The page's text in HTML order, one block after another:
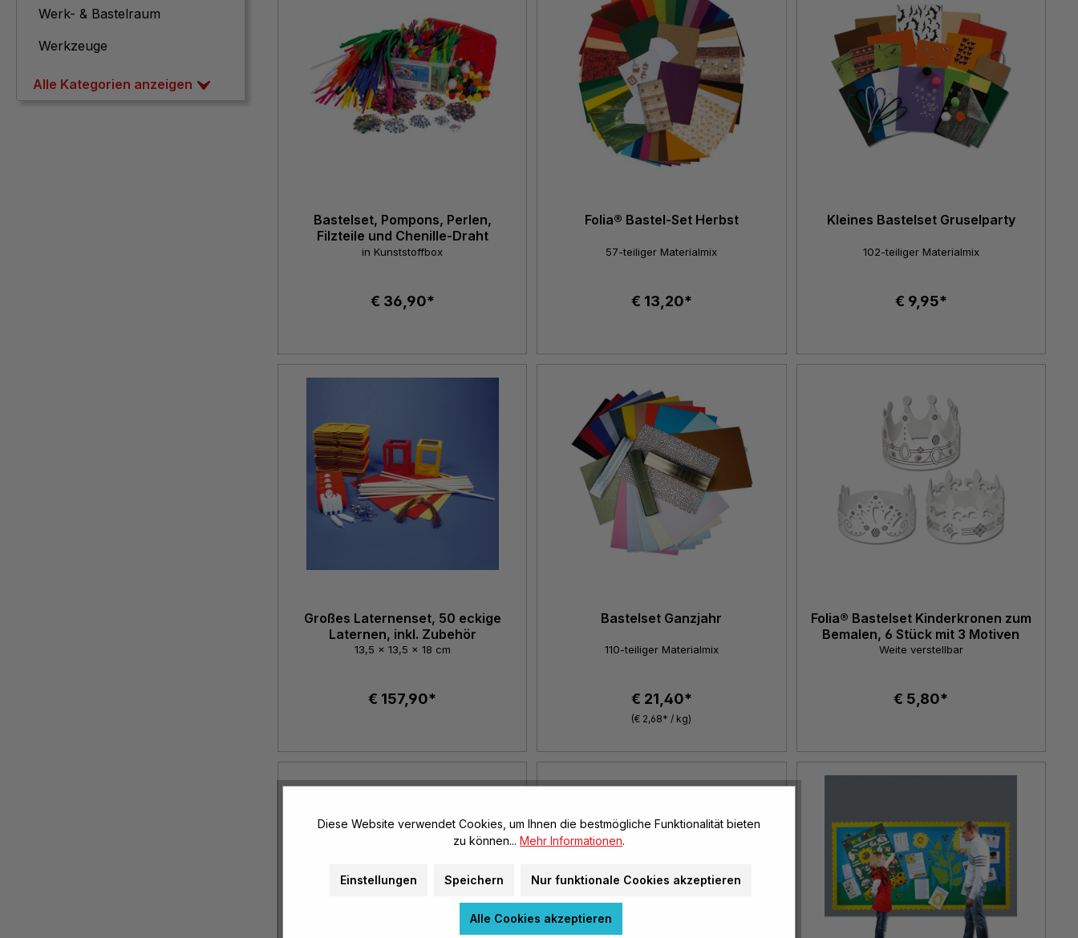
Werk- & Bastelraum
Werkzeuge
Alle Kategorien anzeigen
Bastelset, Pompons, Perlen,
Filzteile und Chenille-Draht
in Kunststoffbox
€ 36,90*
Folia® Bastel-Set Herbst
57-teiliger Materialmix
€ 13,20*
Kleines Bastelset Gruselparty
102-teiliger Materialmix
€ 9,95*
Großes Laternenset, 50 eckige
Laternen, inkl. Zubehör
13,5 x 13,5 x 18 cm
€ 157,90*
Bastelset Ganzjahr
110-teiliger Materialmix
€ 21,40*
(€ 2,68* / kg)
Folia® Bastelset Kinderkronen zum
Bemalen, 6 Stück mit 3 Motiven
Weite verstellbar
€ 5,80*
Diese Website verwendet Cookies, um Ihnen die bestmögliche Funktionalität bieten
zu können... Mehr Informationen.
Einstellungen Speichern Nur funktionale Cookies akzeptieren
Alle Cookies akzeptieren